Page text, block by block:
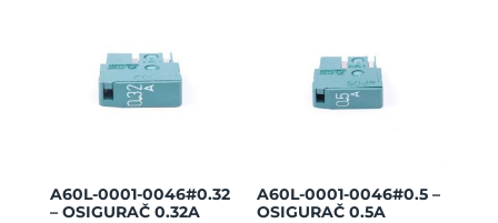
A60L-0001-0046#0.32
– OSIGURAČ 0.32A
A60L-0001-0046#0.5 –
OSIGURAČ 0.5A